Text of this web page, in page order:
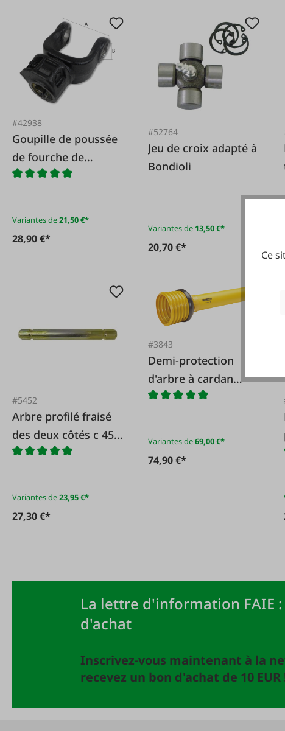
#42938
Goupille de poussée
de fourche de
fixation 1 3/8x6
Variantes de21,50 €*
28,90 €*
#52764
Jeu de croix adapté à
Bondioli
Variantes de 13,50 €*
20,70 €*
#5452
Arbre profilé fraisé
des deux côtés c 45 -
h 9
Variantes de23,95 €*
27,30 €*
#3843
Demi-protection
d'arbre à cardan
SD05 extérieur
Variantes de69,00 €*
74,90 €*
La lettre d'information FAIE
d'achat
Inscrivez-vous maintenant à la
recevez un bon d'achat de 10 EUR
Ce